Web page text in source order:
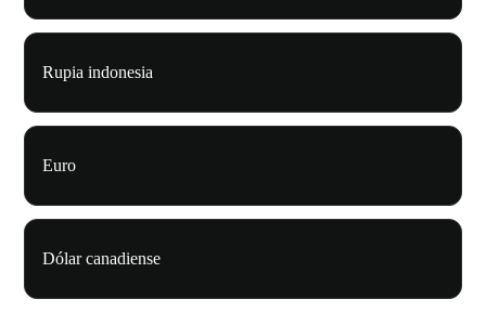
Rupia indonesia
Euro
Dólar canadiense